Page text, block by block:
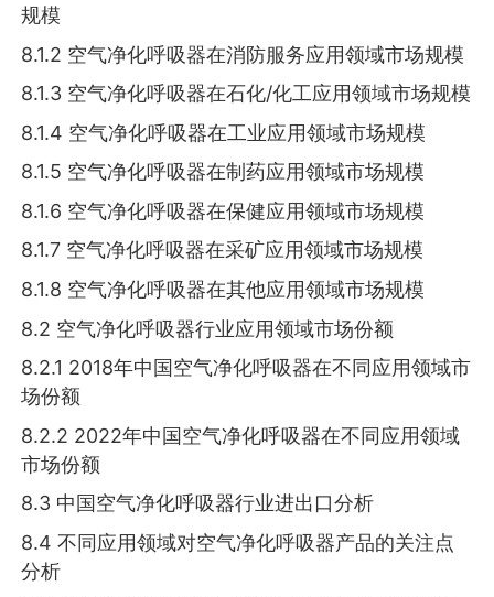
规模
8.1.2 空气净化呼吸器在消防服务应用领域市场规模
8.1.3 空气净化呼吸器在石化/化工应用领域市场规模
8.1.4 空气净化呼吸器在工业应用领域市场规模
8.1.5 空气净化呼吸器在制药应用领域市场规模
8.1.6 空气净化呼吸器在保健应用领域市场规模
8.1.7 空气净化呼吸器在采矿应用领域市场规模
8.1.8 空气净化呼吸器在其他应用领域市场规模
8.2 空气净化呼吸器行业应用领域市场份额
8.2.1 2018年中国空气净化呼吸器在不同应用领域市
场份额
8.2.2 2022年中国空气净化呼吸器在不同应用领域
市场份额
8.3 中国空气净化呼吸器行业进出口分析
8.4 不同应用领域对空气净化呼吸器产品的关注点
分析